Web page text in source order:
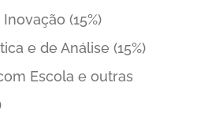
(15%)
e de Análise (15%)
Escola e outras